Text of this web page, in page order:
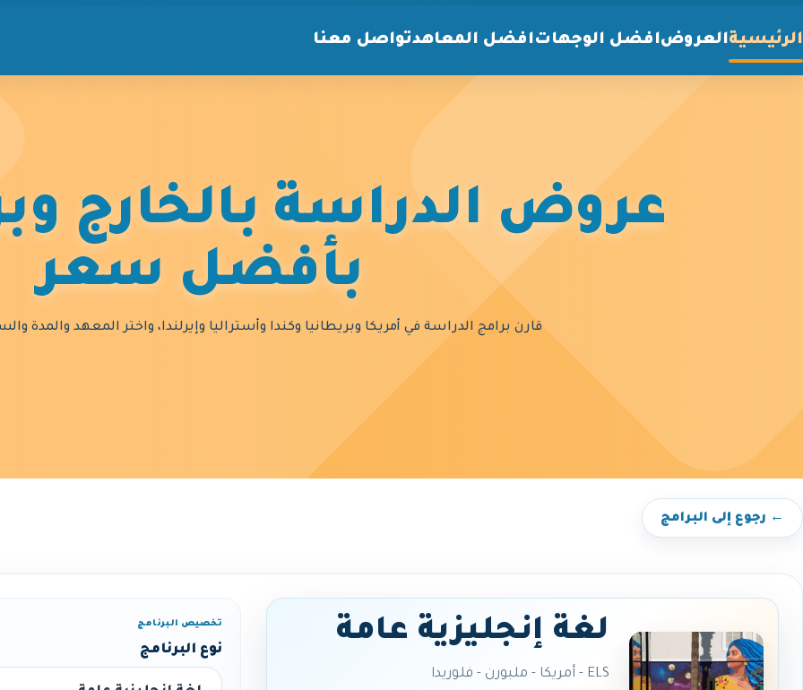
الرئيسيةالعروضافضل الوجهاتافضل المعاهدتواصل معنا
عروض الدراسة بالخارج
بأفضل سعر
قارن برامج الدراسة في أمريكا وبريطانيا وكندا وأستراليا وإيرلندا، واختر المعهد والمدة
← رجوع إلى البرامج
لغة إنجليزية عامة
ELS - أمريكا - ملبورن - فلوريدا
تخصيص البرنامج
نوع البرنامج